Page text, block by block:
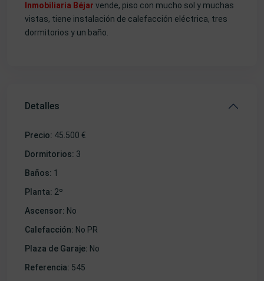
Inmobiliaria Béjar vende, piso con mucho sol y muchas
vistas, tiene instalación de calefacción eléctrica, tres
dormitorios y un baño.
Detalles
Precio: 45.500 €
Dormitorios: 3
Baños: 1
Planta: 2º
Ascensor: No
Calefacción: No PR
Plaza de Garaje: No
Referencia: 545